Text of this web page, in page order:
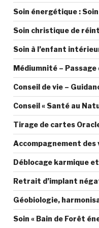
Soin énergétique :
Soin christique de
Soin à l’enfant
Médiumnité – Passage
Conseil de vie –
Conseil « Santé au
Tirage de cartes
Accompagnement des
Déblocage karmique
Retrait d’implant
Géobiologie,
Soin « Bain de Forêt